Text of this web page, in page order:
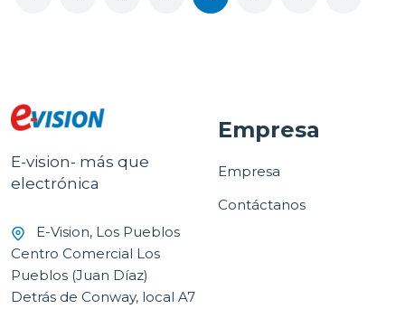
E-vision- más que
electrónica
E-Vision, Los Pueblos
Centro Comercial Los
Pueblos (Juan Díaz)
Detrás de Conway, local A7
Empresa
Empresa
Contáctanos